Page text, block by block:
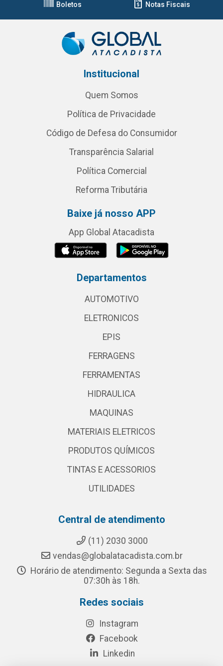
Boletos Notas Fiscais
Institucional
Quem Somos
Política de Privacidade
Código de Defesa do Consumidor
Transparência Salarial
Política Comercial
Reforma Tributária
Baixe já nosso APP
App Global Atacadista
Departamentos
AUTOMOTIVO
ELETRONICOS
EPIS
FERRAGENS
FERRAMENTAS
HIDRAULICA
MAQUINAS
MATERIAIS ELETRICOS
PRODUTOS QUÍMICOS
TINTAS E ACESSORIOS
UTILIDADES
Central de atendimento
(11) 2030 3000
vendas@globalatacadista.com.br
Horário de atendimento: Segunda a Sexta das
07:30h às 18h.
Redes sociais
Instagram
Facebook
Linkedin